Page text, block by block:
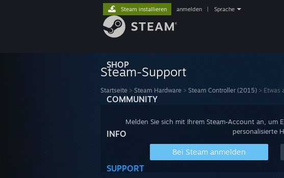
SHOP
COMMUNITY
INFO
SUPPORT
Steam installieren anmelden Sprache
Steam-Support
Startseite > Steam Hardware > Steam Controller (2015) > Etwas
Melden Sie sich mit Ihrem Steam-Account an, um
personalisierte
Bei Steam anmelden